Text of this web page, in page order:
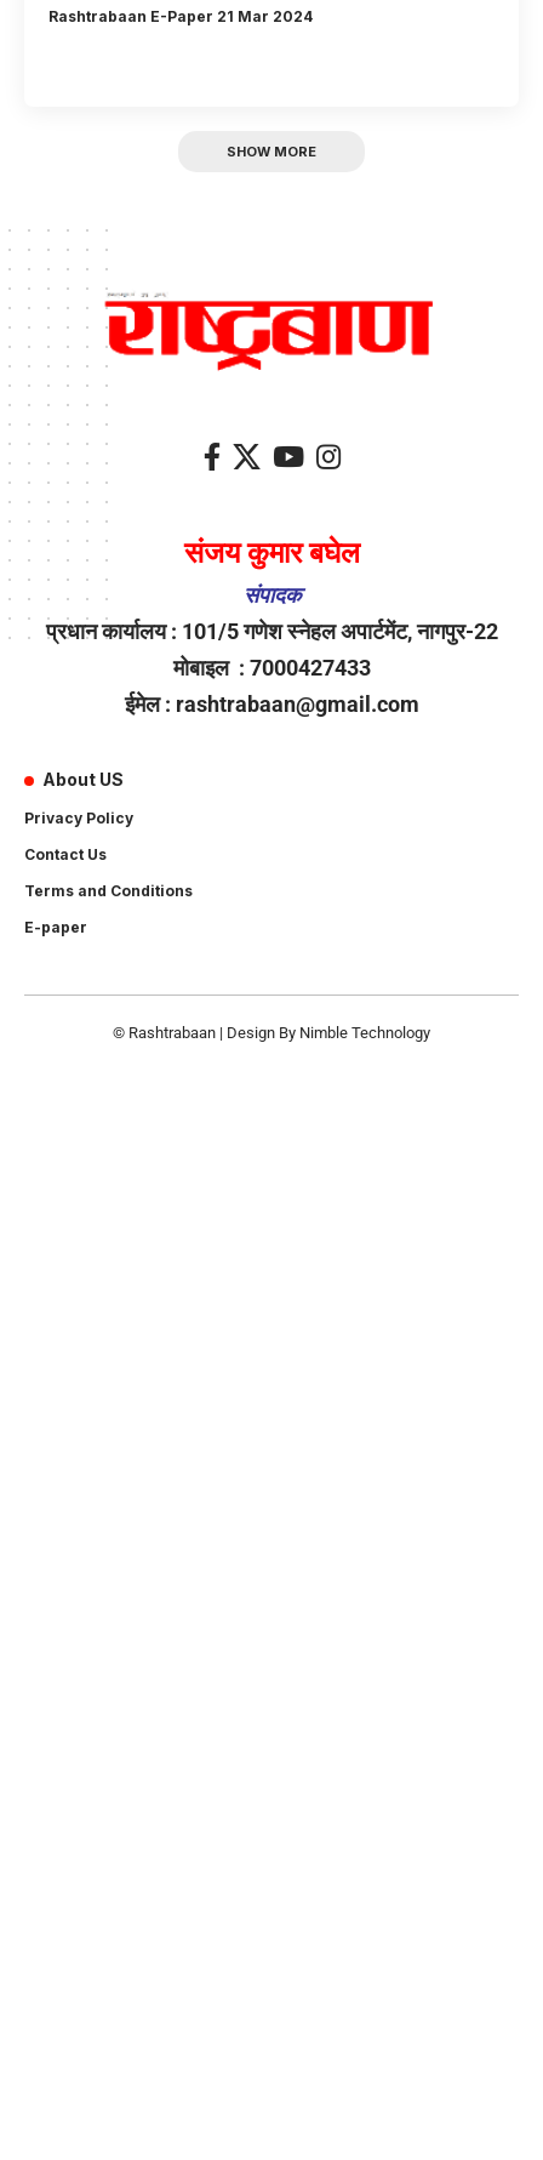
Rashtrabaan E-Paper 21 Mar 2024
SHOW MORE
संजय कुमार बघेल
संपादक
प्रधान कार्यालय : 101/5 गणेश स्नेहल अपार्टमेंट, नागपुर-22
मोबाइल : 7000427433
ईमेल : rashtrabaan@gmail.com
About US
Privacy Policy
Contact Us
Terms and Conditions
E-paper
© Rashtrabaan | Design By Nimble Technology